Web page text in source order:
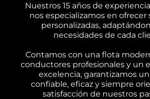
Nuestros 15 años de
nos especializamos en ofrecer
personalizadas,
necesidades de cada
Contamos con una flota
conductores profesionales y un
excelencia, garantizamos
confiable, eficaz y siempre
satisfacción de nuestros